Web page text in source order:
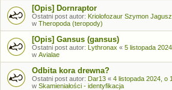
[Opis] Dornraptor
Ostatni post autor: Kriolofozaur Szymon
w Theropoda (teropody)
[Opis] Gansus (gansus)
Ostatni post autor: Lythronax « 5 listopada
w Avialae
Odbita kora drewna?
Ostatni post autor: Dar13 « 4 listopada 2024, o
w Skamieniałości - identyfikacja